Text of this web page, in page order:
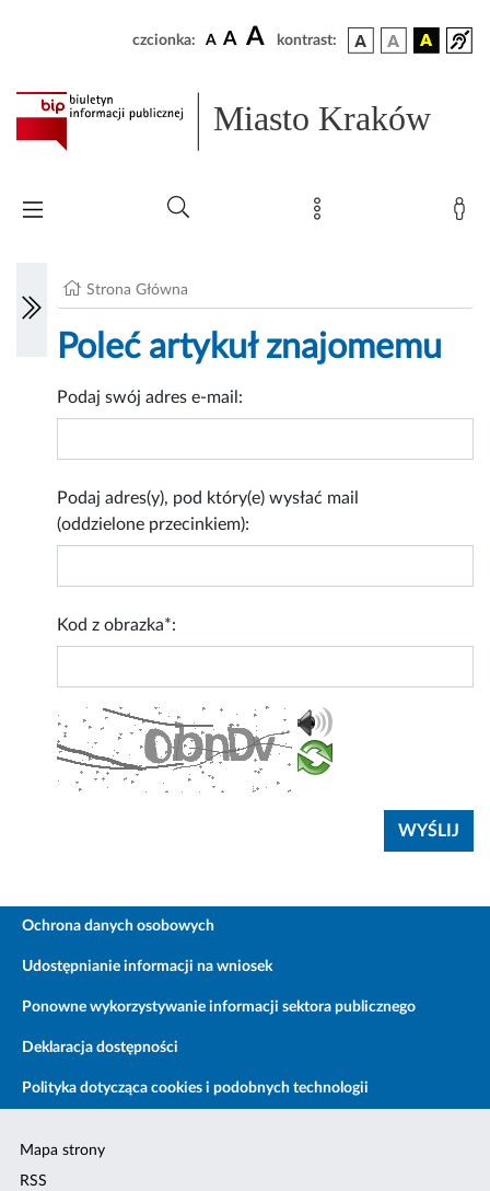
czcionka: A A A kontrast:
Miasto Kraków
Strona Główna
Poleć artykuł znajomemu
Podaj swój adres e-mail:
Podaj adres(y), pod który(e) wysłać mail
(oddzielone przecinkiem):
Kod z obrazka*:
Ochrona danych osobowych
Udostępnianie informacji na wniosek
Ponowne wykorzystywanie informacji sektora publicznego
Deklaracja dostępności
Polityka dotycząca cookies i podobnych technologii
Mapa strony
RSS